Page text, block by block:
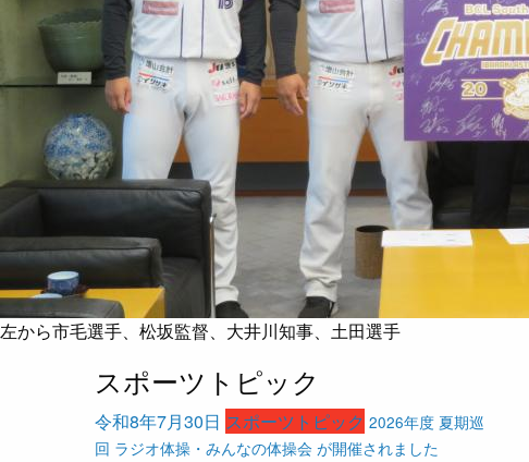
左から市毛選手、松坂監督、大井川知事、土田選手
スポーツトピック
令和8年7月30日 スポーツトピック 2026年度 夏期巡
回 ラジオ体操・みんなの体操会 が開催されました